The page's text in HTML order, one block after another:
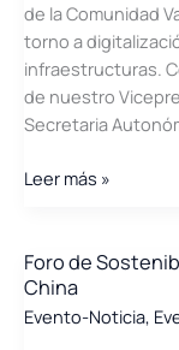
de la Comunidad
torno a
infraestructuras.
de nuestro
Secretaria
Próxima
en
grandes
instalaciones
Leer más »
Foro de
China
Evento-Noticia,